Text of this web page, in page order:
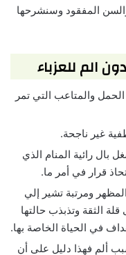
والسن المفقود وسنشرحها
الم للعزباء
والمتاعب التي تمر
غير ناجحة.
بال رائية المنام الذي
قرار في أمر ما.
ومرتبة تشير إلي
الثقة وتذبذب حالتها
في الحياة الخاصة بها.
ألم فهذا دليل على أن